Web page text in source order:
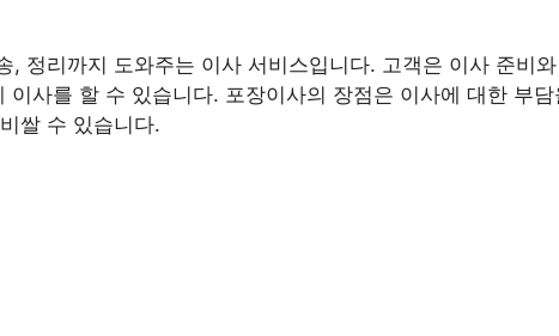
정리까지 도와주는 이사 서비스입니다. 고객은 이사 준비
사를 할 수 있습니다. 포장이사의 장점은 이사에 대한 부
쌀 수 있습니다.